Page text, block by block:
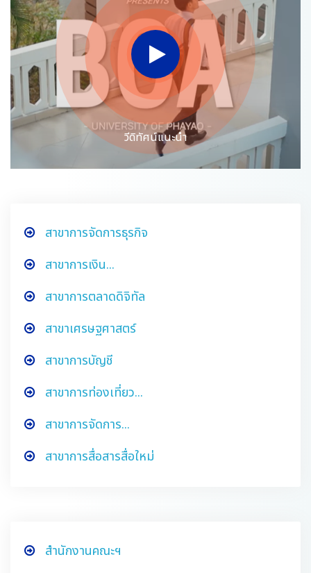
วีดิทัศน์แนะนำ
สาขาการจัดการธุรกิจ
สาขาการเงิน...
สาขาการตลาดดิจิทัล
สาขาเศรษฐศาสตร์
สาขาการบัญชี
สาขาการท่องเที่ยว...
สาขาการจัดการ...
สาขาการสื่อสารสื่อใหม่
สำนักงานคณะฯ